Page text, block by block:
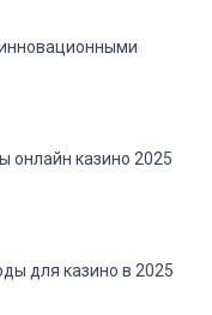
онлайн казино 2025
для казино в 2025